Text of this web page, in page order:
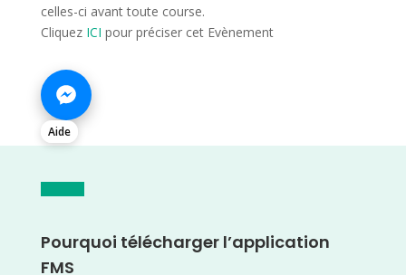
celles-ci avant toute course.
Cliquez ICI pour préciser cet Evènement
Aide
Pourquoi télécharger l’application
FMS